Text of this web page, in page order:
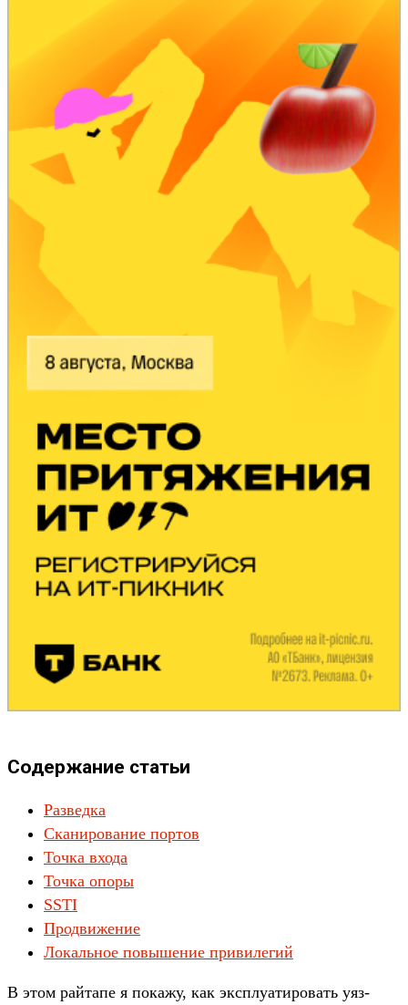
Содержание статьи
Разведка
Сканирование портов
Точка входа
Точка опоры
SSTI
Продвижение
Локальное повышение привилегий
В этом рай­тапе я покажу, как экс­плу­ати­ровать уяз­